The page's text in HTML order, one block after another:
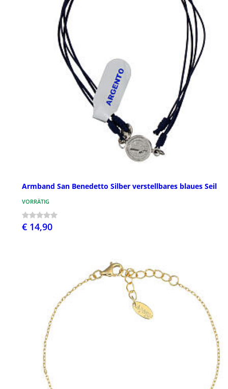
Armband San Benedetto Silber verstellbares blaues Seil
VORRÄTIG
€ 14,90